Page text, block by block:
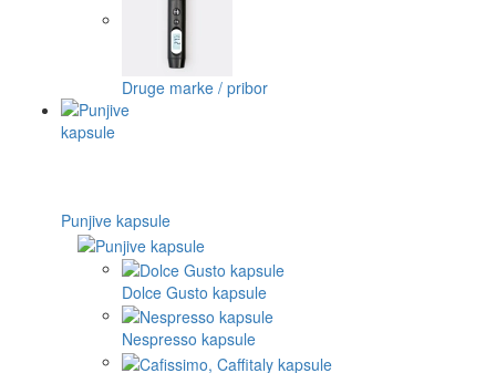
Druge marke / pribor
Punjive kapsule
Dolce Gusto kapsule
Nespresso kapsule